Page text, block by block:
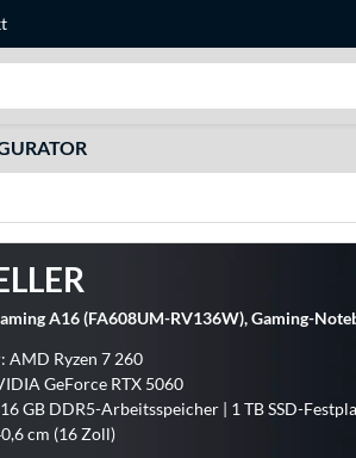
A16 (FA608UM-RV136W), Gaming-
AMD Ryzen 7 260
GeForce RTX 5060
GB DDR5-Arbeitsspeicher | 1 TB SSD-
cm (16 Zoll)